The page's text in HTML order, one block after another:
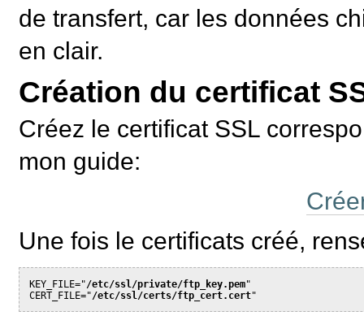
de transfert, car les données
en clair.
Création du certificat
Créez le certificat SSL
mon guide:
Une fois le certificats créé,
KEY_FILE="/etc/ssl/private/ftp_key.pem"
CERT_FILE="/etc/ssl/certs/ftp_cert.cert